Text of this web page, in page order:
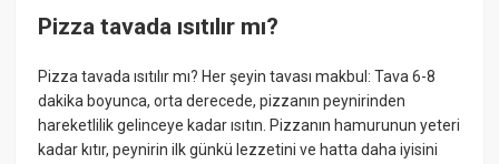
Pizza tavada ısıtılır mı?
Pizza tavada ısıtılır mı? Her şeyin tavası makbul: Tava 6-8
dakika boyunca, orta derecede, pizzanın peynirinden
hareketlilik gelinceye kadar ısıtın. Pizzanın hamurunun yeteri
kadar kıtır, peynirin ilk günkü lezzetini ve hatta daha iyisini